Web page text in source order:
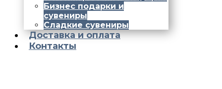
Бизнес подарки и
сувениры
Сладкие сувениры
Доставка и оплата
Контакты